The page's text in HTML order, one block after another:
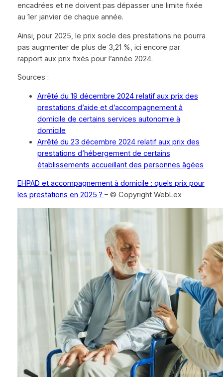
encadrées et ne doivent pas dépasser une limite fixée
au 1er janvier de chaque année.
Ainsi, pour 2025, le prix socle des prestations ne pourra
pas augmenter de plus de 3,21 %, ici encore par
rapport aux prix fixés pour l’année 2024.
Sources :
Arrêté du 19 décembre 2024 relatif aux prix des
prestations d’aide et d’accompagnement à
domicile de certains services autonomie à
domicile
Arrêté du 23 décembre 2024 relatif aux prix des
prestations d’hébergement de certains
établissements accueillant des personnes âgées
EHPAD et accompagnement à domicile : quels prix pour
les prestations en 2025 ? – © Copyright WebLex